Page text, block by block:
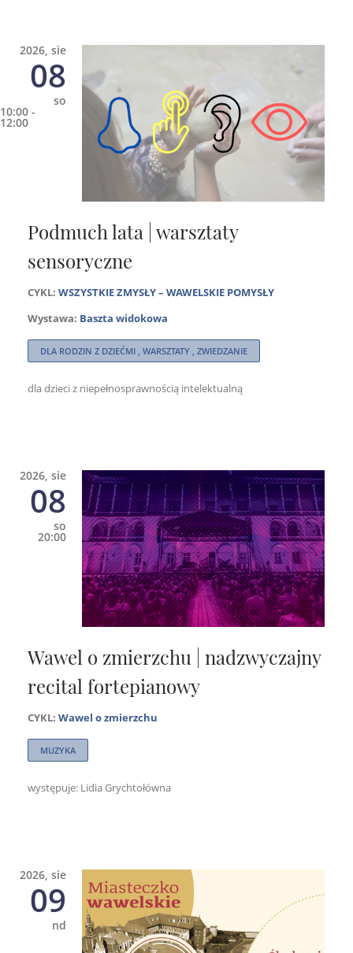
2026, sie
08
so
10:00 -
12:00
Podmuch lata | warsztaty
sensoryczne
CYKL: WSZYSTKIE ZMYSŁY – WAWELSKIE POMYSŁY
Wystawa: Baszta widokowa
DLA RODZIN Z DZIEĆMI , WARSZTATY , ZWIEDZANIE
dla dzieci z niepełnosprawnością intelektualną
2026, sie
08
so
20:00
Wawel o zmierzchu | nadzwyczajny
recital fortepianowy
CYKL: Wawel o zmierzchu
MUZYKA
występuje: Lidia Grychtołówna
2026, sie
09
nd